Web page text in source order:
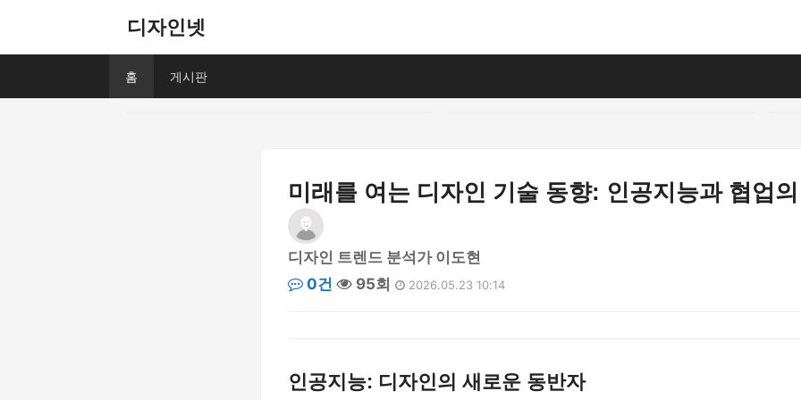
디자인넷
홈 게시판
미래를 여는 디자인 기술 동향: 인공지능과 협업
디자인 트렌드 분석가 이도현
0건
95회 2026.05.23 10:14
인공지능: 디자인의 새로운 동반자